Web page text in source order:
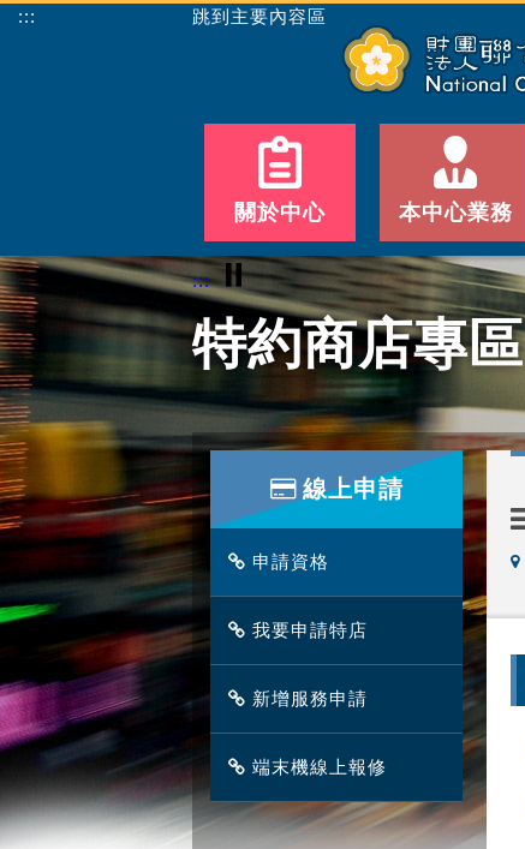
::: 跳到主要內容區
關於中心 本中心業務
::: ⏸
特約商店專區
線上申請
申請資格
我要申請特店
新增服務申請
端末機線上報修